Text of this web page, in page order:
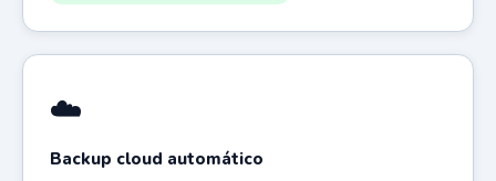
☁️
Backup cloud automático